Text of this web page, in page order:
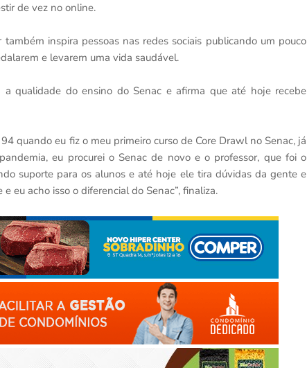
de vez no online.
inspira pessoas nas redes sociais publicando um pouco
e levarem uma vida saudável.
qualidade do ensino do Senac e afirma que até hoje recebe
quando eu fiz o meu primeiro curso de Core Drawl no Senac, já
eu procurei o Senac de novo e o professor, que foi o
suporte para os alunos e até hoje ele tira dúvidas da gente e
eu acho isso o diferencial do Senac”, finaliza.